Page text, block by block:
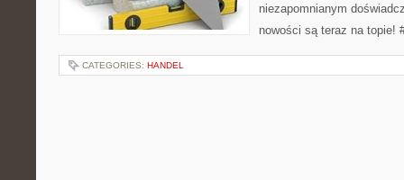
niezapomnianym
nowości są teraz na topie!
CATEGORIES: HANDEL